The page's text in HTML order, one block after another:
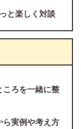
と楽しく対談
ころを一緒に整
ら実例や考え方